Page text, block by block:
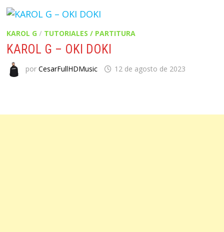
KAROL G / TUTORIALES / PARTITURA
KAROL G – OKI DOKI
porCesarFullHDMusic 12 de agosto de 2023